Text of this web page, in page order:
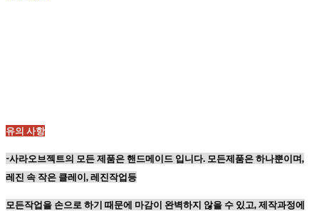
유의 사항
-사라오브젝트의 모든 제품은 핸드메이드 입니다. 모든제품은 하나뿐이며,
레진 속 작은 클레이, 레진작업등
모든작업을 손으로 하기 때문에 마감이 완벽하지 않을 수 있고,제작과정에